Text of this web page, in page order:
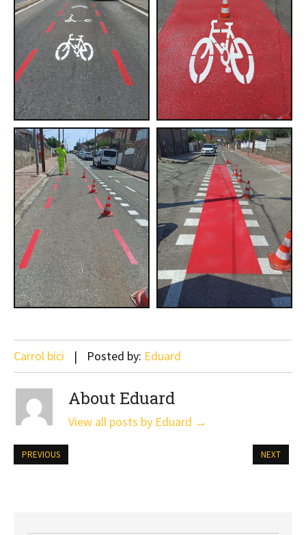
Carrol bici Posted by: Eduard
About Eduard
View all posts by Eduard →
PREVIOUS NEXT